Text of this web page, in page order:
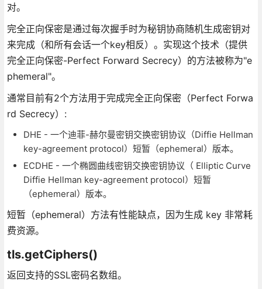
对。
完全正向保密是通过每次握手时为秘钥协商随机生成密钥对
来完成（和所有会话一个key相反）。实现这个技术（提供
完全正向保密-Perfect Forward Secrecy）的方法被称为"e
phemeral"。
通常目前有2个方法用于完成完全正向保密（Perfect Forwa
rd Secrecy）:
DHE - 一个迪菲-赫尔曼密钥交换密钥协议（Diffie Hellman
key-agreement protocol）短暂（ephemeral）版本。
ECDHE - 一个椭圆曲线密钥交换密钥协议（ Elliptic Curve
Diffie Hellman key-agreement protocol）短暂
（ephemeral）版本。
短暂（ephemeral）方法有性能缺点，因为生成 key 非常耗
费资源。
tls.getCiphers()
返回支持的SSL密码名数组。